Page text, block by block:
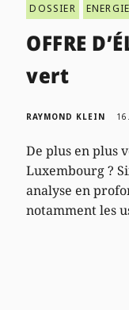
DOSSIER ENERGIE
OFFRE
vert
RAYMOND KLEIN
De plus en plus
Luxembourg ?
analyse en
notamment les